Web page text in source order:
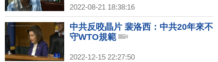
2022-08-21 18:38:16
中共反咬晶片 裴洛西：中共20年來不
守WTO規範
2022-12-15 22:27:50